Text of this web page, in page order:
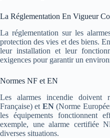
La Réglementation En Vigueur
La réglementation sur les
protection des vies et des biens.
leur installation et leur
exigences pour garantir un
Normes NF et EN
Les alarmes incendie doivent
Française) et EN(Norme
les équipements fonctionnent
exemple, une alarme certifiée
diverses situations.